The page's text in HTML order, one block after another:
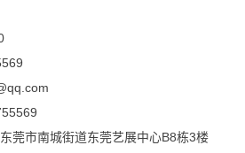
莞市南城街道东莞艺展中心B8栋3楼